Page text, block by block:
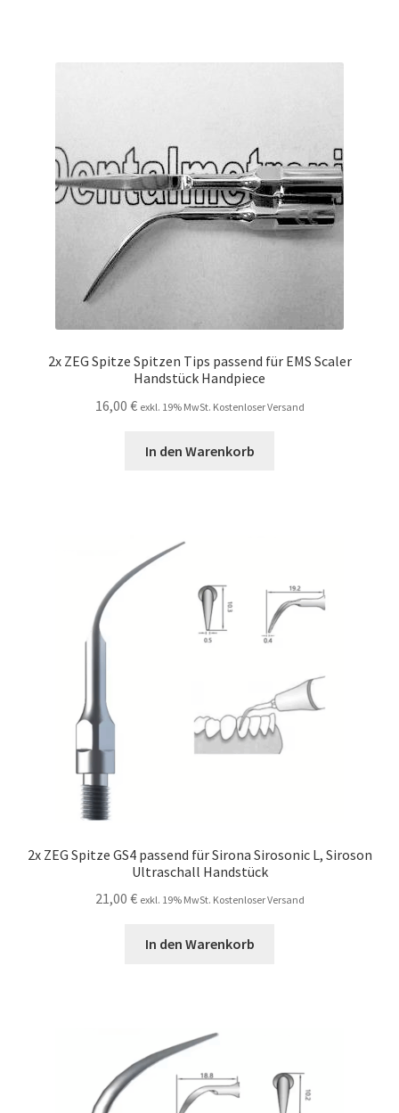
2x ZEG Spitze Spitzen Tips passend für EMS Scaler
Handstück Handpiece
16,00 € exkl. 19% MwSt. Kostenloser Versand
In den Warenkorb
2x ZEG Spitze GS4 passend für Sirona Sirosonic L, Siroson
Ultraschall Handstück
21,00 € exkl. 19% MwSt. Kostenloser Versand
In den Warenkorb